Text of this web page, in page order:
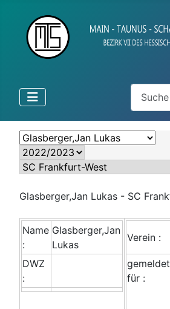
Suchen
Glasberger,Jan Lukas - SC
Name
:
Glasberger,Jan
Lukas
DWZ
:
Verein :
gemeldet
für :